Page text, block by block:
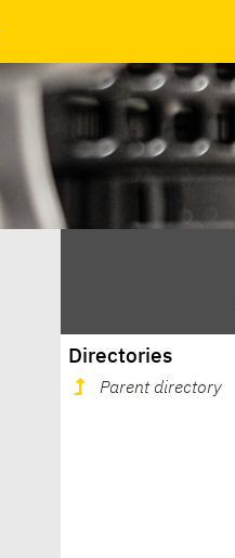
Directories
Parent directory